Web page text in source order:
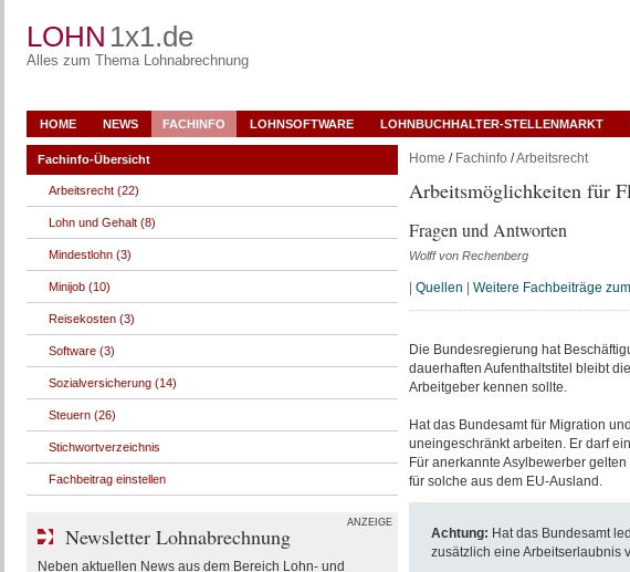
LOHN 1x1.de
Alles zum Thema Lohnabrechnung
HOME NEWS FACHINFO LOHNSOFTWARE LOHNBUCHHALTER-STELLENMARKT
Home / Fachinfo /Arbeitsrecht
Arbeitsmöglichkeiten für
Fragen und Antworten
Wolff von Rechenberg
Quellen Weitere Fachbeiträge
Die Bundesregierung hat
dauerhaften Aufenthaltstitel bleibt
Arbeitgeber kennen sollte.
Hat das Bundesamt für Migration
uneingeschränkt arbeiten. Er darf
Für anerkannte Asylbewerber
für solche aus dem EU-Ausland.
Achtung: Hat das Bundesamt
zusätzlich eine Arbeitserlaubnis
Fachinfo-Übersicht
Arbeitsrecht (22)
Lohn und Gehalt (8)
Mindestlohn (3)
Minijob (10)
Reisekosten (3)
Software (3)
Sozialversicherung (14)
Steuern (26)
Stichwortverzeichnis
Fachbeitrag einstellen
ANZEIGE
Newsletter Lohnabrechnung
Neben aktuellen News aus dem Bereich Lohn- und